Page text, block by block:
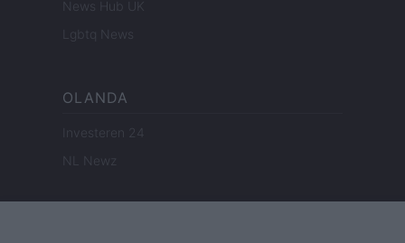
News Hub UK
Lgbtq News
OLANDA
Investeren 24
NL Newz